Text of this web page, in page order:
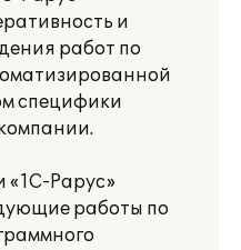
и
работ по
специфики
«1С-Рарус»
работы по